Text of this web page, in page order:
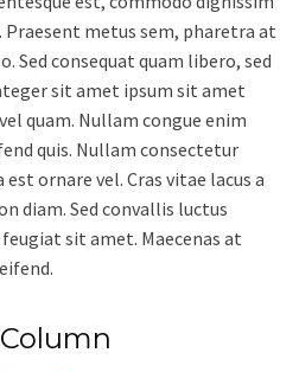
metus sem, pharetra at
Sed consequat quam libero, sed
sit amet ipsum sit amet
quam. Nullam congue enim
quis. Nullam consectetur
ornare vel. Cras vitae lacus a
diam. Sed convallis luctus
sit amet. Maecenas at